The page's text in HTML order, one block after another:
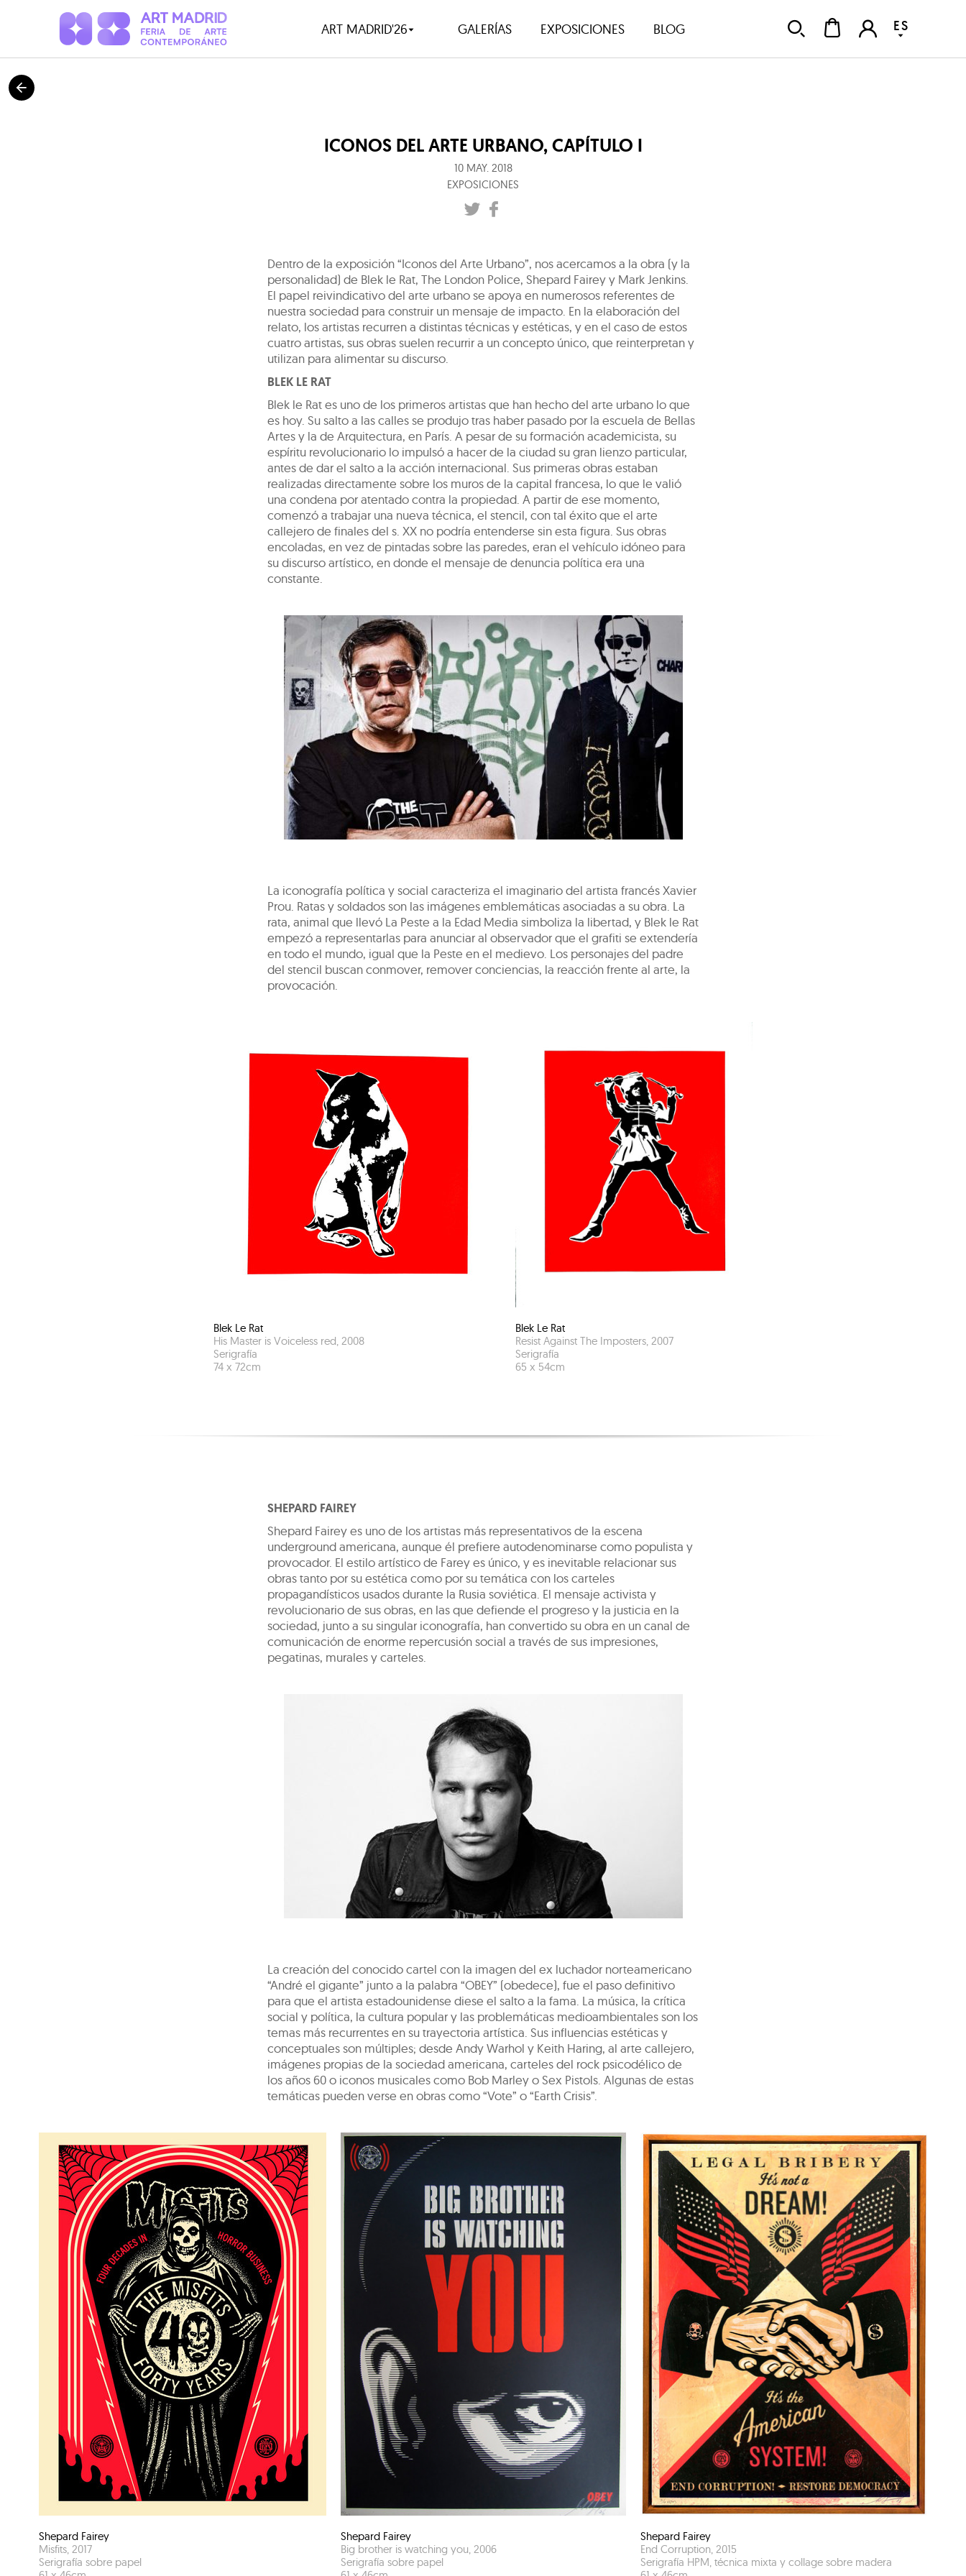
ART MADRID'26 GALERÍAS EXPOSICIONES BLOG ES
ICONOS DEL ARTE URBANO, CAPÍTULO I
10 MAY. 2018
EXPOSICIONES
Dentro de la exposición “Iconos del Arte Urbano”, nos acercamos a la obra (y la
personalidad) de Blek le Rat, The London Police, Shepard Fairey y Mark Jenkins.
El papel reivindicativo del arte urbano se apoya en numerosos referentes de
nuestra sociedad para construir un mensaje de impacto. En la elaboración del
relato, los artistas recurren a distintas técnicas y estéticas, y en el caso de estos
cuatro artistas, sus obras suelen recurrir a un concepto único, que reinterpretan y
utilizan para alimentar su discurso.
BLEK LE RAT
Blek le Rat es uno de los primeros artistas que han hecho del arte urbano lo que
es hoy. Su salto a las calles se produjo tras haber pasado por la escuela de Bellas
Artes y la de Arquitectura, en París. A pesar de su formación academicista, su
espíritu revolucionario lo impulsó a hacer de la ciudad su gran lienzo particular,
antes de dar el salto a la acción internacional. Sus primeras obras estaban
realizadas directamente sobre los muros de la capital francesa, lo que le valió
una condena por atentado contra la propiedad. A partir de ese momento,
comenzó a trabajar una nueva técnica, el stencil, con tal éxito que el arte
callejero de finales del s. XX no podría entenderse sin esta figura. Sus obras
encoladas, en vez de pintadas sobre las paredes, eran el vehículo idóneo para
su discurso artístico, en donde el mensaje de denuncia política era una
constante.
La iconografía política y social caracteriza el imaginario del artista francés Xavier
Prou. Ratas y soldados son las imágenes emblemáticas asociadas a su obra. La
rata, animal que llevó La Peste a la Edad Media simboliza la libertad, y Blek le Rat
empezó a representarlas para anunciar al observador que el grafiti se extendería
en todo el mundo, igual que la Peste en el medievo. Los personajes del padre
del stencil buscan conmover, remover conciencias, la reacción frente al arte, la
provocación.
Blek Le Rat
His Master is Voiceless red, 2008
Serigrafía
74x 72cm
Blek Le Rat
Resist Against The Imposters, 2007
Serigrafía
65 x 54cm
SHEPARD FAIREY
Shepard Fairey es uno de los artistas más representativos de la escena
underground americana, aunque él prefiere autodenominarse como populista y
provocador. El estilo artístico de Farey es único, y es inevitable relacionar sus
obras tanto por su estética como por su temática con los carteles
propagandísticos usados durante la Rusia soviética. El mensaje activista y
revolucionario de sus obras, en las que defiende el progreso y la justicia en la
sociedad, junto a su singular iconografía, han convertido su obra en un canal de
comunicación de enorme repercusión social a través de sus impresiones,
pegatinas, murales y carteles.
La creación del conocido cartel con la imagen del ex luchador norteamericano
“André el gigante” junto a la palabra “OBEY” (obedece), fue el paso definitivo
para que el artista estadounidense diese el salto a la fama. La música, la crítica
social y política, la cultura popular y las problemáticas medioambientales son los
temas más recurrentes en su trayectoria artística. Sus influencias estéticas y
conceptuales son múltiples; desde Andy Warhol y Keith Haring, al arte callejero,
imágenes propias de la sociedad americana, carteles del rock psicodélico de
los años 60 o iconos musicales como Bob Marley o Sex Pistols. Algunas de estas
temáticas pueden verse en obras como “Vote” o “Earth Crisis”.
Shepard Fairey
Misfits,2017
Serigrafía sobre papel
Shepard Fairey
Big brother is watching you,2006
Serigrafía sobre papel
Shepard Fairey
End Corruption, 2015
Serigrafía HPM, técnica mixta y collage sobre madera